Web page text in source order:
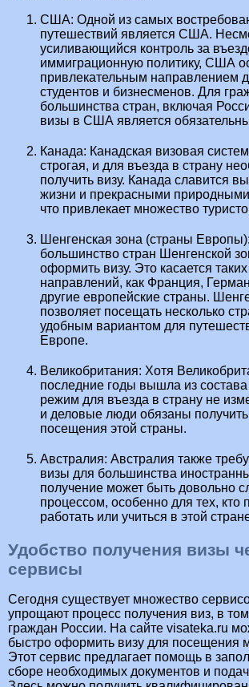
США: Одной из самых
путешествий является США.
усиливающийся контроль за
иммиграционную политику, США
привлекательным направлением
студентов и бизнесменов. Для
большинства стран, включая
визы в США является
Канада: Канадская визовая
строгая, и для въезда в страну
получить визу. Канада славится
жизни и прекрасными
что привлекает множество
Шенгенская зона (страны
большинство стран Шенгенской
оформить визу. Это касается
направлений, как Франция,
другие европейские страны.
позволяет посещать несколько
удобным вариантом для
Европе.
Великобритания: Хотя
последние годы вышла из
режим для въезда в страну не
и деловые люди обязаны получить
посещения этой страны.
Австралия: Австралия также
визы для большинства
получение может быть довольно
процессом, особенно для тех, кто
работать или учиться в этой
Удобство получения визы
сервисы
Сегодня существует множество
упрощают процесс получения виз, в
граждан России. На сайте visateka.ru
быстро оформить визу для посещения
Этот сервис предлагает помощь в
сборе необходимых документов и